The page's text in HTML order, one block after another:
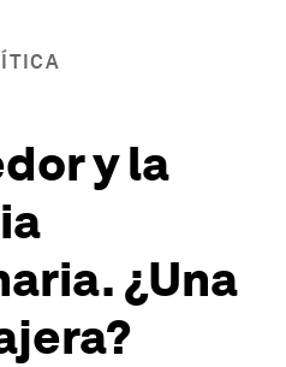
y la
¿Una